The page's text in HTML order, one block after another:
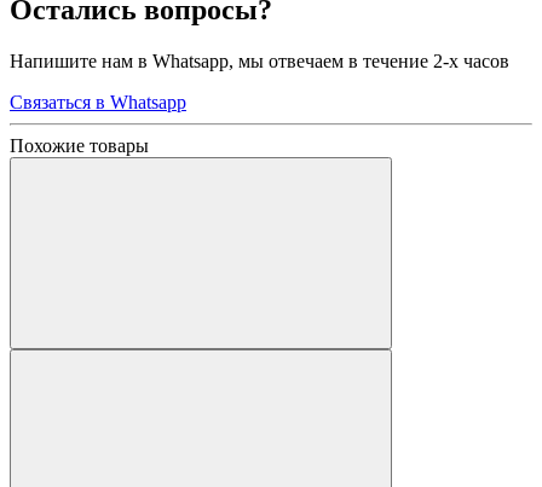
Остались вопросы?
Напишите нам в Whatsapp, мы отвечаем в течение 2-х часов
Связаться в Whatsapp
Похожие товары